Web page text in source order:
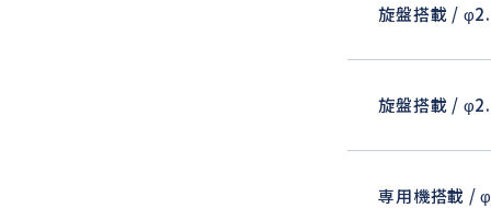
旋盤搭載 /
旋盤搭載 /
専用機搭載 /